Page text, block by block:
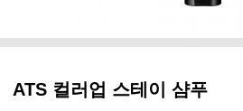
ATS 컬러업 스테이 샴푸